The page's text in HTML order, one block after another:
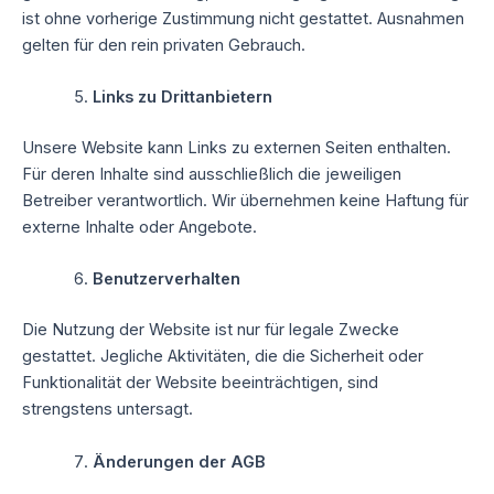
ist ohne vorherige Zustimmung nicht gestattet. Ausnahmen
gelten für den rein privaten Gebrauch.
Links zu Drittanbietern
Unsere Website kann Links zu externen Seiten enthalten.
Für deren Inhalte sind ausschließlich die jeweiligen
Betreiber verantwortlich. Wir übernehmen keine Haftung für
externe Inhalte oder Angebote.
Benutzerverhalten
Die Nutzung der Website ist nur für legale Zwecke
gestattet. Jegliche Aktivitäten, die die Sicherheit oder
Funktionalität der Website beeinträchtigen, sind
strengstens untersagt.
Änderungen der AGB